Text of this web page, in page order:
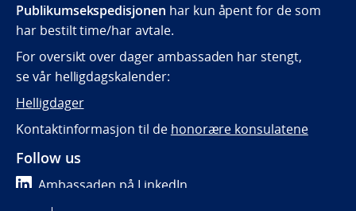
Publikumsekspedisjonen har kun åpent for de som
har bestilt time/har avtale.
For oversikt over dager ambassaden har stengt,
se vår helligdagskalender:
Helligdager
Kontaktinformasjon til de honorære konsulatene
Follow us
Ambassaden på LinkedIn